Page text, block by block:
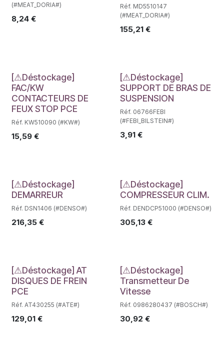
(#MEAT_DORIA#)
8,24 €
Réf. MD5510147
(#MEAT_DORIA#)
155,21€
Déstockage
[⚠Déstockage]
FAC/KW
CONTACTEURS DE
FEUX STOP PCE
Réf. KW510090 (#KW#)
15,59 €
Déstockage
[⚠Déstockage]
SUPPORT DE BRAS DE
SUSPENSION
Réf. 06766FEBI
(#FEBI_BILSTEIN#)
3,91€
Déstockage
[⚠Déstockage]
DEMARREUR
Réf. DSN1406 (#DENSO#)
216,35 €
Déstockage
[⚠Déstockage]
COMPRESSEUR CLIM.
Réf. DENDCP51000 (#DENSO#)
305,13€
Déstockage
[⚠Déstockage] AT
DISQUES DE FREIN
PCE
Réf. AT430255 (#ATE#)
129,01 €
Déstockage
[⚠Déstockage]
Transmetteur De
Vitesse
Réf. 0986280437 (#BOSCH#)
30,92 €